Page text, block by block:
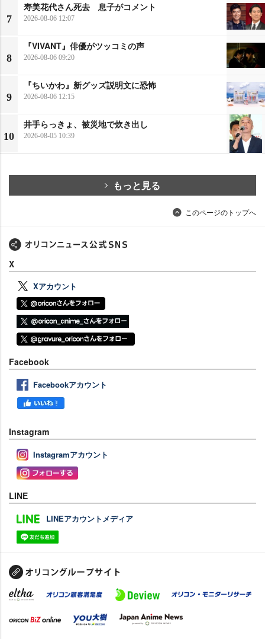
7
寿美花代さん死去 息子がコメント
2026-08-06 12:07
8
『VIVANT』俳優がツッコミの声
2026-08-06 09:20
9
『ちいかわ』新グッズ説明文に恐怖
2026-08-06 12:15
10
井手らっきょ、被災地で炊き出し
2026-08-05 10:39
もっと見る
このページのトップへ
X
Xアカウント
Facebook
Facebookアカウント
Instagram
Instagramアカウント
LINE
LINEアカウントメディア